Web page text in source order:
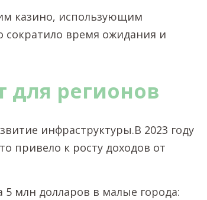
казино, использующим
время ожидания и
регионов
инфраструктуры.В 2023 году
привело к росту доходов от
5 млн долларов в малые города: